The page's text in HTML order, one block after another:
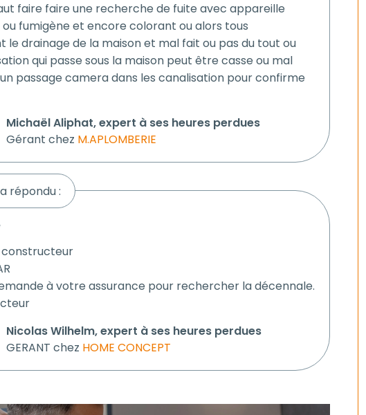
faire faire une recherche de fuite avec appareille
fumigène et encore colorant ou alors tous
le drainage de la maison et mal fait ou pas du tout ou
qui passe sous la maison peut être casse ou mal
passage camera dans les canalisation pour confirme
Michaël Aliphat, expert à ses heures perdues
Gérant chez M.APLOMBERIE
répondu :
constructeur
à votre assurance pour rechercher la décennale.
Nicolas Wilhelm, expert à ses heures perdues
GERANT chez HOME CONCEPT